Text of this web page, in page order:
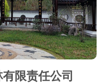
限责任公司